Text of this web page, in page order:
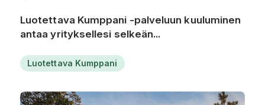
Luotettava Kumppani -palveluun kuuluminen
antaa yrityksellesi selkeän...
Luotettava Kumppani